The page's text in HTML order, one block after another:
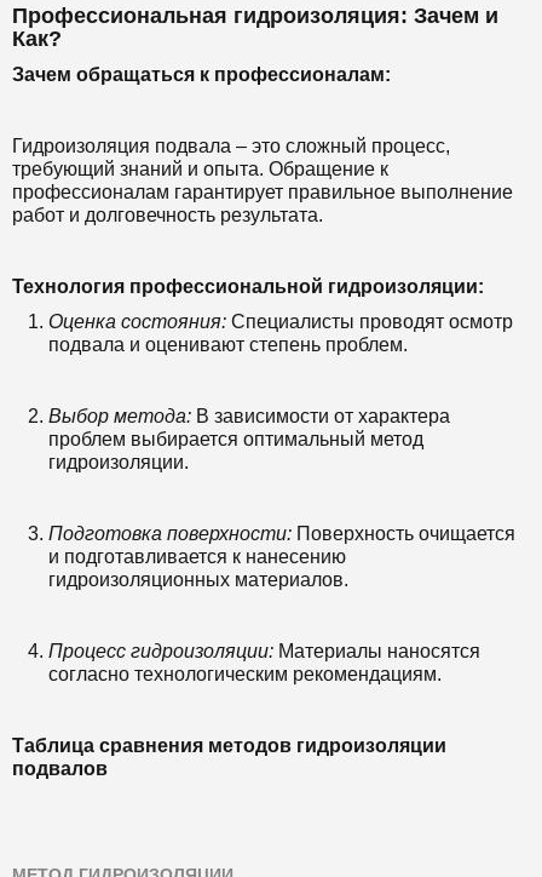
Профессиональная гидроизоляция: Зачем и
Как?
Зачем обращаться к профессионалам:
Гидроизоляция подвала – это сложный процесс,
требующий знаний и опыта. Обращение к
профессионалам гарантирует правильное выполнение
работ и долговечность результата.
Технология профессиональной гидроизоляции:
Оценка состояния: Специалисты проводят осмотр
подвала и оценивают степень проблем.
Выбор метода: В зависимости от характера
проблем выбирается оптимальный метод
гидроизоляции.
Подготовка поверхности: Поверхность очищается
и подготавливается к нанесению
гидроизоляционных материалов.
Процесс гидроизоляции: Материалы наносятся
согласно технологическим рекомендациям.
Таблица сравнения методов гидроизоляции
подвалов